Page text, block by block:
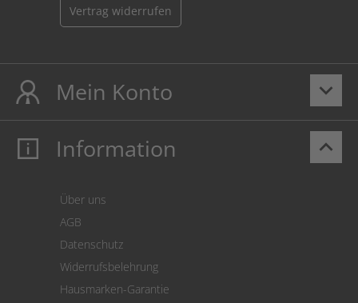
Vertrag widerrufen
keyboard_arrow_down
Mein Konto
Mein Konto
keyboard_arrow_up
Information
Über uns
AGB
Datenschutz
Widerrufsbelehrung
Hausmarken-Garantie